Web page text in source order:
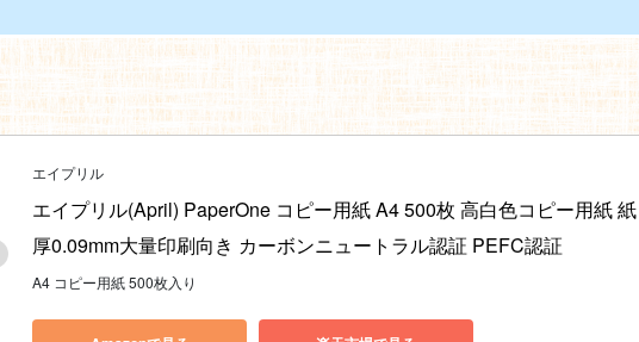
エイプリル
エイプリル(April) PaperOne コピー用紙 A4 500枚 高白色コピー用紙 紙
厚0.09mm大量印刷向き カーボンニュートラル認証 PEFC認証
A4 コピー用紙 500枚入り